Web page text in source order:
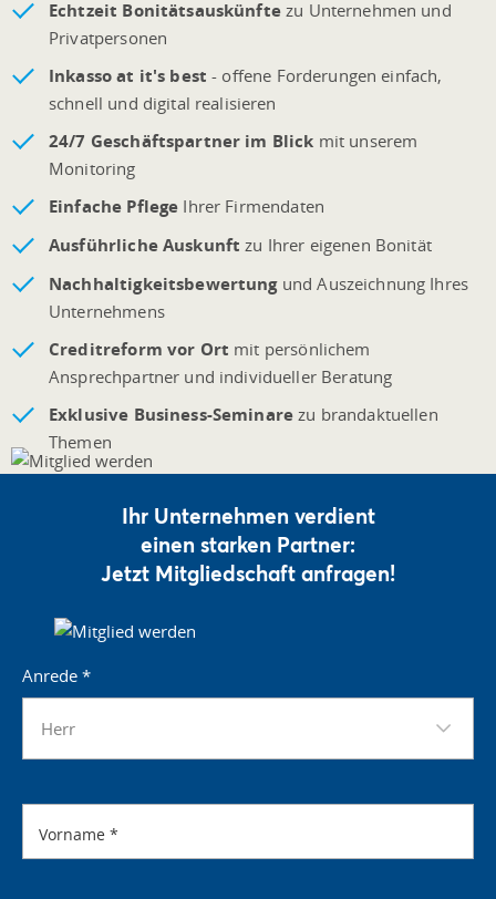
Echtzeit Bonitätsauskünftezu Unternehmen und
Privatpersonen
Inkasso at it's best - offene Forderungen einfach,
schnell und digital realisieren
24/7 Geschäftspartner im Blick mit unserem
Monitoring
Einfache Pflege Ihrer Firmendaten
Ausführliche Auskunft zu Ihrer eigenen Bonität
Nachhaltigkeitsbewertungund Auszeichnung Ihres
Unternehmens
Creditreform vor Ort mit persönlichem
Ansprechpartner und individueller Beratung
Exklusive Business-Seminare zu brandaktuellen
Themen
Ihr Unternehmen verdient
einen starken Partner:
Jetzt Mitgliedschaft anfragen!
Anrede *
Herr
Vorname *